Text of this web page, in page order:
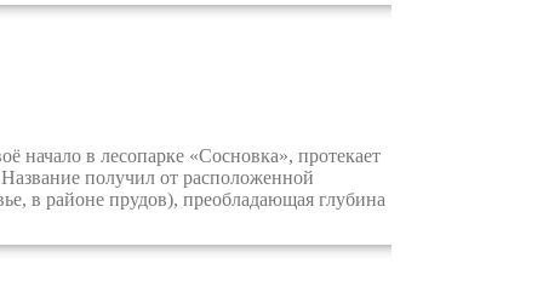
в лесопарке «Сосновка», протекает
получил от расположенной
в районе прудов), преобладающая глубина